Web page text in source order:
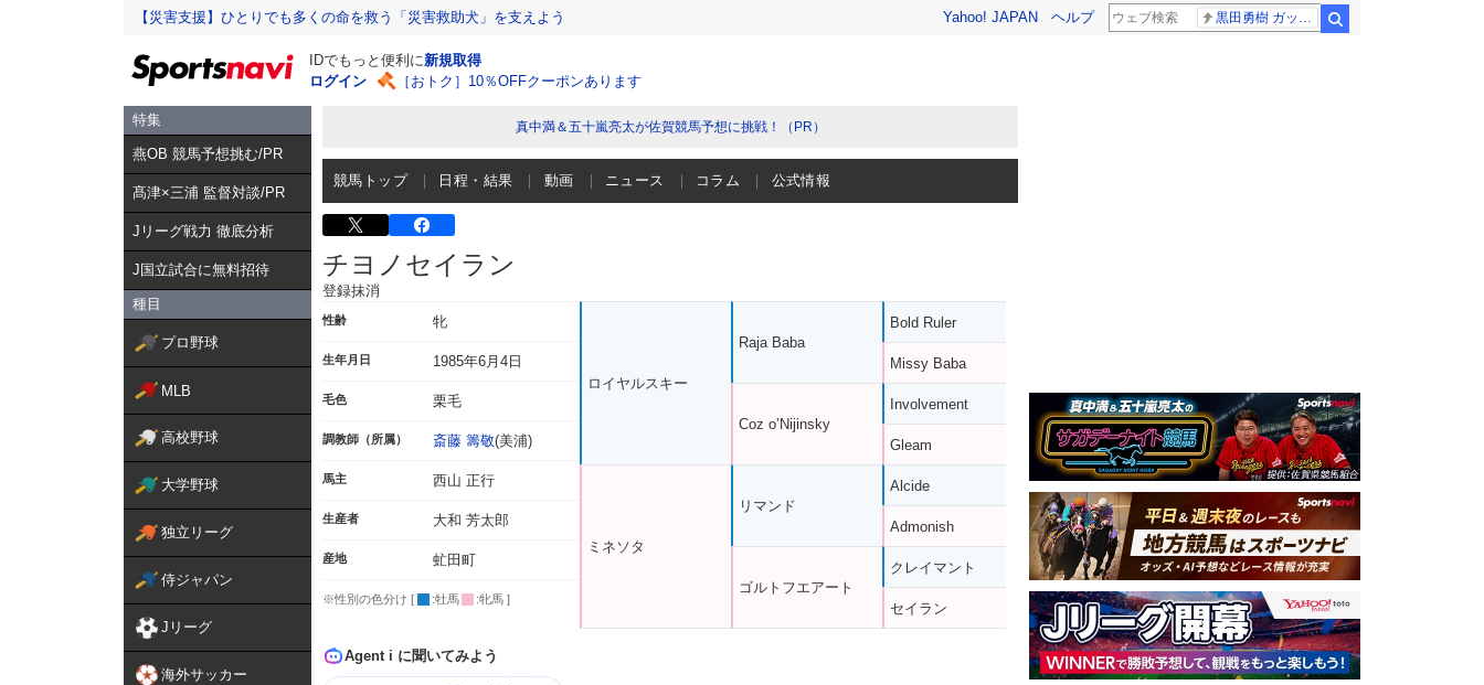
【災害支援】ひとりでも多くの命を救う「災害救助犬」を支えよう Yahoo! JAPAN ヘルプ
IDでもっと便利に新規取得
ログイン
［おトク］10％OFFクーポンあります
特集
燕OB 競馬予想挑む/PR
髙津×三浦 監督対談/PR
Jリーグ戦力 徹底分析
J国立試合に無料招待
種目
プロ野球
MLB
高校野球
大学野球
独立リーグ
侍ジャパン
Jリーグ
海外サッカー
真中満＆五十嵐亮太が佐賀競馬予想に挑戦！（PR）
競馬トップ 日程・結果 動画 ニュース コラム 公式情報
チヨノセイラン
登録抹消
性齢 牝
生年月日 1985年6月4日
毛色 栗毛
調教師（所属） 斎藤 籌敬(美浦)
馬主 西山 正行
生産者 大和 芳太郎
産地 虻田町
※性別の色分け [ :牡馬 :牝馬 ]
ロイヤルスキー
ミネソタ
Raja Baba
Coz o’Nijinsky
リマンド
ゴルトフエアート
Bold Ruler
Missy Baba
Involvement
Gleam
Alcide
Admonish
クレイマント
セイラン
Agent i に聞いてみよう